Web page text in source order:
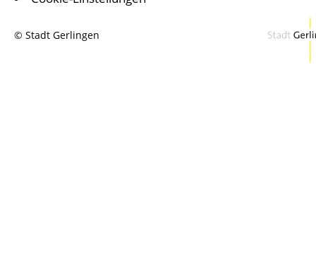
© Stadt Gerlingen